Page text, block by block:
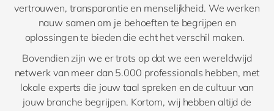
vertrouwen, transparantie en menselijkheid. We werken
nauw samen om je behoeften te begrijpen en
oplossingen te bieden die echt het verschil maken.
Bovendien zijn we er trots op dat we een wereldwijd
netwerk van meer dan 5.000 professionals hebben, met
lokale experts die jouw taal spreken en de cultuur van
jouw branche begrijpen. Kortom, wij hebben altijd de